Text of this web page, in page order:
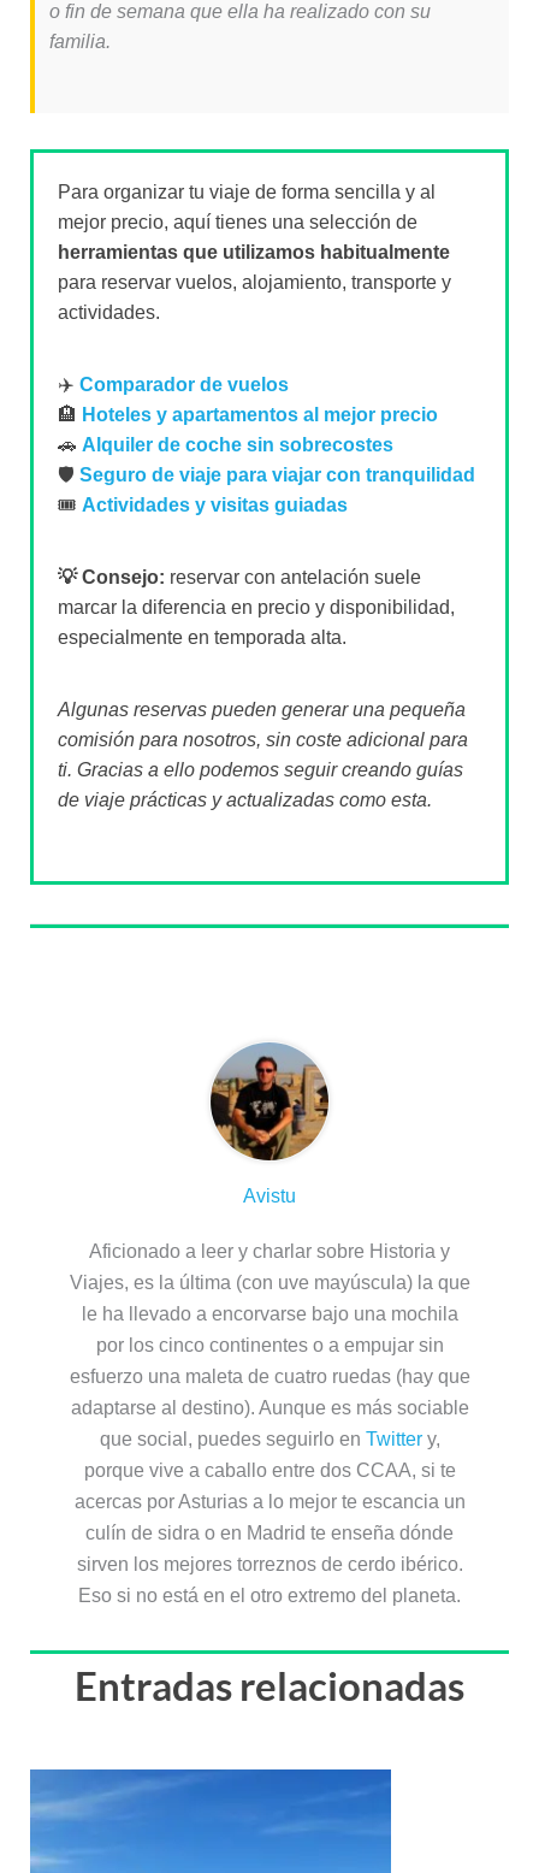
o fin de semana que ella ha realizado con su
familia.
Para organizar tu viaje de forma sencilla y al
mejor precio, aquí tienes una selección de
herramientas que utilizamos habitualmente
para reservar vuelos, alojamiento, transporte y
actividades.
✈️ Comparador de vuelos
🏨 Hoteles y apartamentos al mejor precio
🚗 Alquiler de coche sin sobrecostes
🛡️ Seguro de viaje para viajar con tranquilidad
🎟️ Actividades y visitas guiadas
💡 Consejo: reservar con antelación suele
marcar la diferencia en precio y disponibilidad,
especialmente en temporada alta.
Algunas reservas pueden generar una pequeña
comisión para nosotros, sin coste adicional para
ti. Gracias a ello podemos seguir creando guías
de viaje prácticas y actualizadas como esta.
Avistu
Aficionado a leer y charlar sobre Historia y
Viajes, es la última (con uve mayúscula) la que
le ha llevado a encorvarse bajo una mochila
por los cinco continentes o a empujar sin
esfuerzo una maleta de cuatro ruedas (hay que
adaptarse al destino). Aunque es más sociable
que social, puedes seguirlo en Twittery,
porque vive a caballo entre dos CCAA, si te
acercas por Asturias a lo mejor te escancia un
culín de sidra o en Madrid te enseña dónde
sirven los mejores torreznos de cerdo ibérico.
Eso si no está en el otro extremo del planeta.
Entradas relacionadas